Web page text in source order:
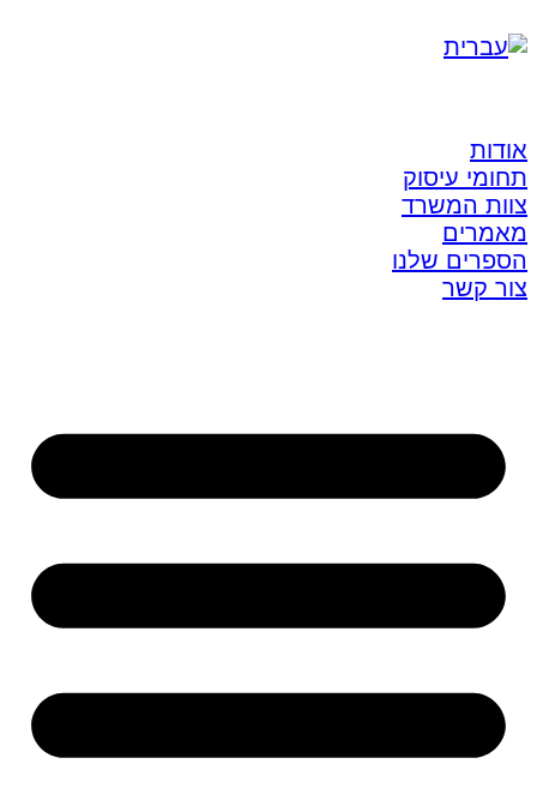
אודות
תחומי עיסוק
צוות המשרד
מאמרים
הספרים שלנו
צור קשר